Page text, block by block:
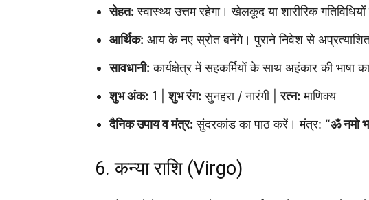
सेहत: स्वास्थ्य उत्तम रहेगा। खेलकूद या शारीरिक
आर्थिक: आय के नए स्रोत बनेंगे। पुराने निवेश से
सावधानी: कार्यक्षेत्र में सहकर्मियों के साथ अहंकार की भाषा
शुभ अंक: 1 |शुभ रंग: सुनहरा / नारंगी |रत्न: माणिक्य
दैनिक उपाय व मंत्र: सुंदरकांड का पाठ करें। मंत्र: “ॐ नमो
6. कन्या राशि (Virgo)